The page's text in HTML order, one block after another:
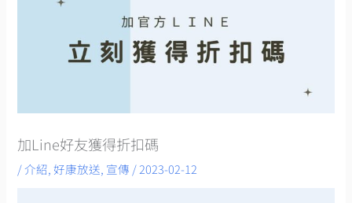
加Line好友獲得折扣碼
/介紹,好康放送, 宣傳 /2023-02-12